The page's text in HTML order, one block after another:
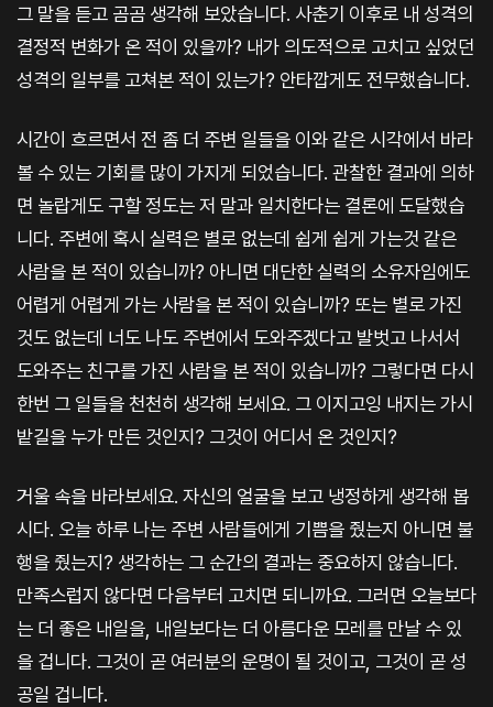
그 말을 듣고 곰곰 생각해 보았습니다. 사춘기 이후로 내 성격의
결정적 변화가 온 적이 있을까? 내가 의도적으로 고치고 싶었던
성격의 일부를 고쳐본 적이 있는가? 안타깝게도 전무했습니다.
시간이 흐르면서 전 좀 더 주변 일들을 이와 같은 시각에서 바라
볼 수 있는 기회를 많이 가지게 되었습니다. 관찰한 결과에 의하
면 놀랍게도 구할 정도는 저 말과 일치한다는 결론에 도달했습
니다. 주변에 혹시 실력은 별로 없는데 쉽게 쉽게 가는것 같은
사람을 본 적이 있습니까? 아니면 대단한 실력의 소유자임에도
어렵게 어렵게 가는 사람을 본 적이 있습니까? 또는 별로 가진
것도 없는데 너도 나도 주변에서 도와주겠다고 발벗고 나서서
도와주는 친구를 가진 사람을 본 적이 있습니까? 그렇다면 다시
한번 그 일들을 천천히 생각해 보세요. 그 이지고잉 내지는 가시
밭길을 누가 만든 것인지? 그것이 어디서 온 것인지?
거울 속을 바라보세요. 자신의 얼굴을 보고 냉정하게 생각해 봅
시다. 오늘 하루 나는 주변 사람들에게 기쁨을 줬는지 아니면 불
행을 줬는지? 생각하는 그 순간의 결과는 중요하지 않습니다.
만족스럽지 않다면 다음부터 고치면 되니까요. 그러면 오늘보다
는 더 좋은 내일을, 내일보다는 더 아름다운 모레를 만날 수 있
을 겁니다. 그것이 곧 여러분의 운명이 될 것이고, 그것이 곧 성
공일 겁니다.